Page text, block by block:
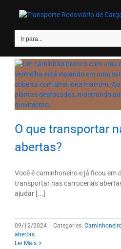
conteúdoIr para...
O que transportar
abertas?
Você é caminhoneiro e já ficou em
transportar nas carrocerias
ajudar [...]
09/12/2024 Categories:
abertas
Ler Mais